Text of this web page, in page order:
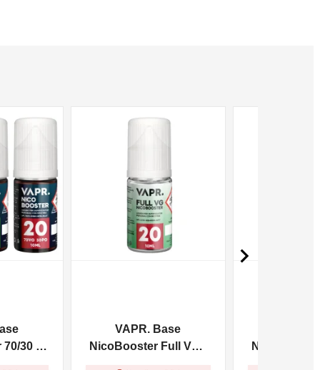
30 -
VAPR. Base
NicoBooster Full VG -
